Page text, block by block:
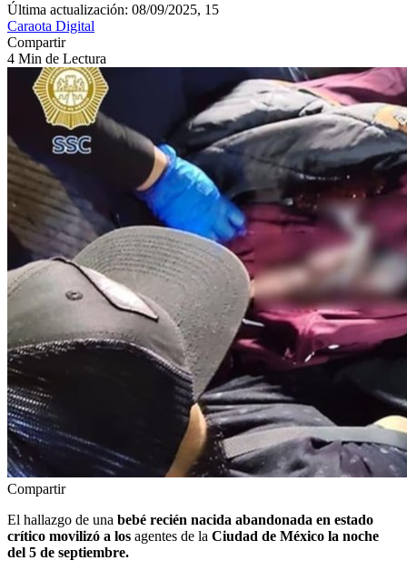
Última actualización: 08/09/2025, 15
Caraota Digital
Compartir
4 Min de Lectura
Compartir
El hallazgo de una bebé recién nacida abandonada en estado
crítico movilizó a los agentes de la Ciudad de México la noche
del 5 de septiembre.